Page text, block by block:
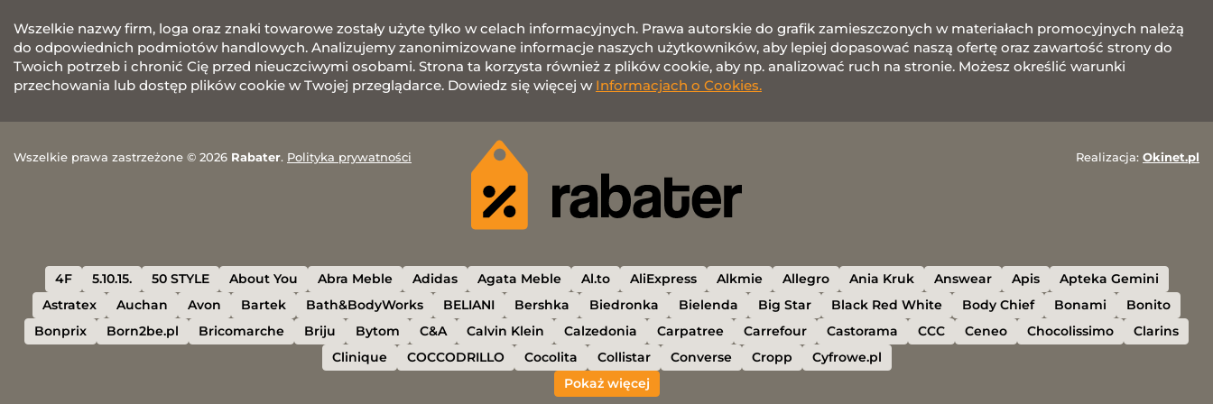
Wszelkie nazwy firm, loga oraz znaki towarowe zostały użyte tylko w celach informacyjnych. Prawa autorskie do grafik zamieszczonych w materiałach promocyjnych należą
do odpowiednich podmiotów handlowych. Analizujemy zanonimizowane informacje naszych użytkowników, aby lepiej dopasować naszą ofertę oraz zawartość strony do
Twoich potrzeb i chronić Cię przed nieuczciwymi osobami. Strona ta korzysta również z plików cookie, aby np. analizować ruch na stronie. Możesz określić warunki
przechowania lub dostęp plików cookie w Twojej przeglądarce. Dowiedz się więcej w Informacjach o Cookies.
Wszelkie prawa zastrzeżone © 2026 Rabater. Polityka prywatności Realizacja: Okinet.pl
4F 5.10.15. 50 STYLE About You Abra Meble Adidas Agata Meble Al.to AliExpress Alkmie Allegro Ania Kruk Answear Apis
Apteka Gemini
Astratex
Auchan Avon Bartek Bath&BodyWorks BELIANI Bershka Biedronka Bielenda Big Star Black Red White Body Chief Bonami
Bonito
Bonprix
Born2be.pl Bricomarche Briju Bytom C&A Calvin Klein Calzedonia Carpatree Carrefour Castorama CCC Ceneo Chocolissimo
Clarins
Clinique
COCCODRILLO Cocolita Collistar Converse Cropp
Cyfrowe.pl
Pokaż więcej